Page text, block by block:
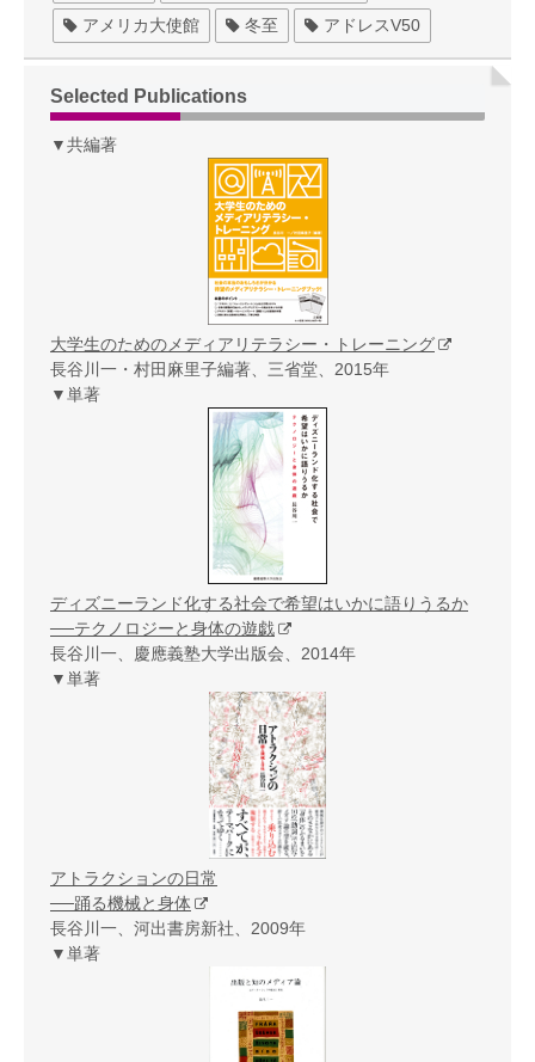
アメリカ大使館 冬至 アドレスV50
Selected Publications
▼共編著
大学生のためのメディアリテラシー・トレーニング
長谷川一・村田麻里子編著、三省堂、2015年
▼単著
ディズニーランド化する社会で希望はいかに語りうるか
──テクノロジーと身体の遊戯
長谷川一、慶應義塾大学出版会、2014年
▼単著
アトラクションの日常
──踊る機械と身体
長谷川一、河出書房新社、2009年
▼単著